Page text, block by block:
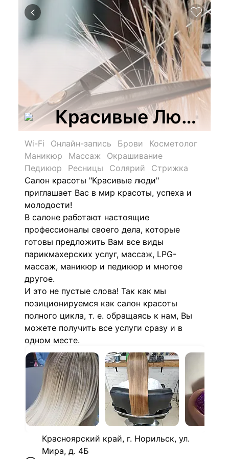
Красивые Люди
Wi-Fi Онлайн-запись Брови
Косметолог
Маникюр
Массаж
Окрашивание
Педикюр
Ресницы Солярий
Стрижка
Салон красоты "Красивые люди"
приглашает Вас в мир красоты, успеха и
молодости!
В салоне работают настоящие
профессионалы своего дела, которые
готовы предложить Вам все виды
парикмахерских услуг, массаж, LPG-
массаж, маникюр и педикюр и многое
другое.
И это не пустые слова! Так как мы
позиционируемся как салон красоты
полного цикла, т. е. обращаясь к нам, Вы
можете получить все услуги сразу и в
одном месте.
Красноярский край, г. Норильск, ул.
Мира, д. 4Б